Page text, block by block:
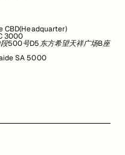
CBD(Headquarter)
3000
500号D5东方希望天祥广场B座
SA 5000